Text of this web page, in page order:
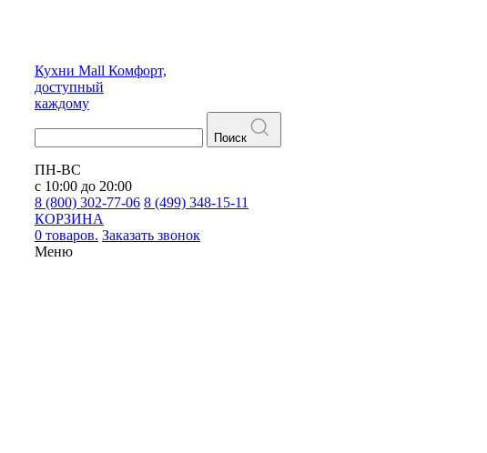
Кухни Mall Комфорт,
доступный
каждому
Поиск
ПН-ВС
с 10:00 до 20:00
8 (800) 302-77-06 8 (499) 348-15-11
КОРЗИНА
0 товаров. Заказать звонок
Меню